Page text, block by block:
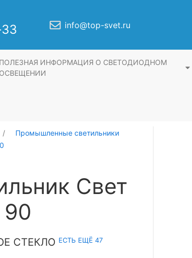
info@top-svet.ru
ПОЛЕЗНАЯ ИНФОРМАЦИЯ О СВЕТОДИОДНОМ
ОСВЕЩЕНИИ
Промышленные светильники
Свет
СТЕКЛО ЕСТЬ ЕЩЁ 47